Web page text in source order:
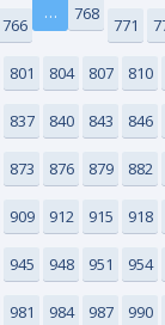
766
… 768
771
801 804 807 810
837 840 843 846
873 876 879 882
909 912 915 918
945 948 951 954
981 984 987 990